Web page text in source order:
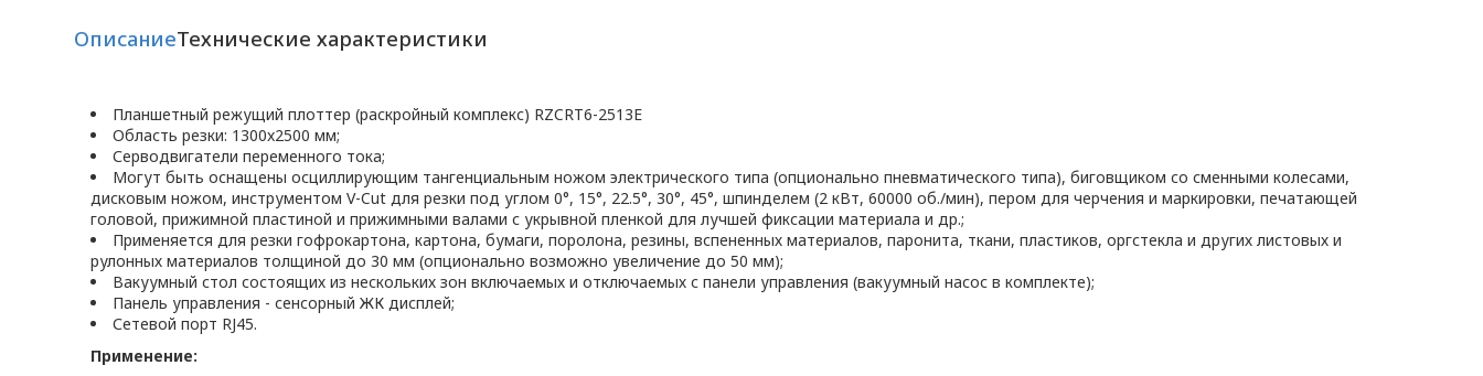
ОписаниеТехнические характеристики
Планшетный режущий плоттер (раскройный комплекс) RZCRT6-2513E
Область резки: 1300x2500 мм;
Серводвигатели переменного тока;
Могут быть оснащены осциллирующим тангенциальным ножом электрического типа (опционально пневматического типа), биговщиком со сменными колесами,
дисковым ножом, инструментом V-Cut для резки под углом 0°, 15°, 22.5°, 30°, 45°, шпинделем (2 кВт, 60000 об./мин), пером для черчения и маркировки, печатающей
головой, прижимной пластиной и прижимными валами с укрывной пленкой для лучшей фиксации материала и др.;
Применяется для резки гофрокартона, картона, бумаги, поролона, резины, вспененных материалов, паронита, ткани, пластиков, оргстекла и других листовых и
рулонных материалов толщиной до 30 мм (опционально возможно увеличение до 50 мм);
Вакуумный стол состоящих из нескольких зон включаемых и отключаемых с панели управления (вакуумный насос в комплекте);
Панель управления - сенсорный ЖК дисплей;
Сетевой порт RJ45.
Применение: